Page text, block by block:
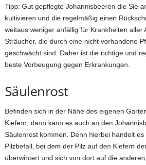
Tipp: Gut gepflegte Johannisbeeren die Sie
kultivieren und die regelmäßig einen
weitaus weniger anfällig für Krankheiten aller
Sträucher, die durch eine nicht vorhandene
geschwächt sind. Daher ist die richtige und
beste Vorbeugung gegen Erkrankungen.
Säulenrost
Befinden sich in der Nähe des eigenen
Kiefern, dann kann es auch an den
Säulenrost kommen. Denn hierbei handelt es
Pilzbefall, bei dem der Pilz auf den Kiefern
überwintert und sich von dort auf die